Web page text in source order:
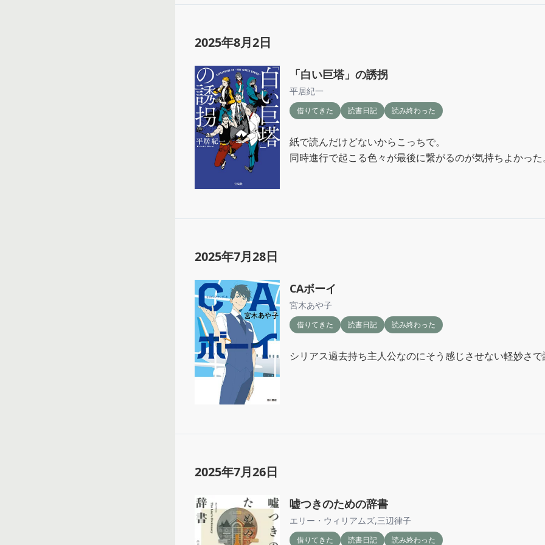
2025年8月2日
「白い巨塔」の誘拐
平居紀一
借りてきた 読書日記 読み終わった
紙で読んだけどないからこっちで。
同時進行で起こる色々が最後に繋がるのが気持ちよかった
2025年7月28日
CAボーイ
宮木あや子
借りてきた 読書日記 読み終わった
シリアス過去持ち主人公なのにそう感じさせない軽妙さ
2025年7月26日
嘘つきのための辞書
エリー・ウィリアムズ,三辺律子
借りてきた 読書日記 読み終わった